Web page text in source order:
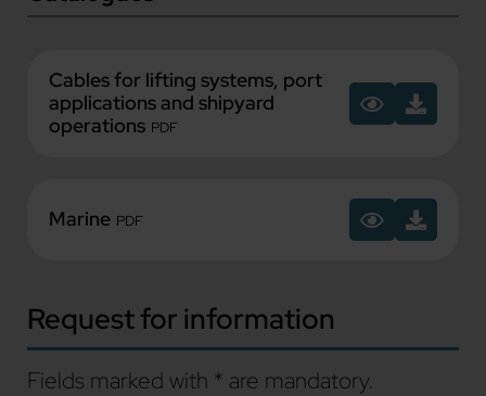
Cables for lifting systems, port
applications and shipyard
operations PDF
Marine PDF
Request for information
Fields marked with * are mandatory.